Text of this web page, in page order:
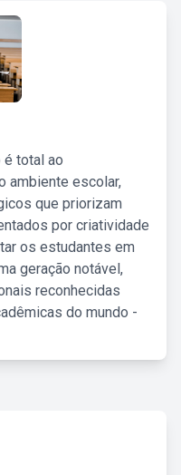
é total ao
ambiente escolar,
que priorizam
por criatividade
os estudantes em
geração notável,
reconhecidas
do mundo -